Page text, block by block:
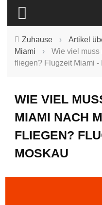
Zuhause › Artikel
Miami
›
Wie viel muss
fliegen? Flugzeit Miami -
WIE VIEL
MIAMI NACH
FLIEGEN?
MOSKAU